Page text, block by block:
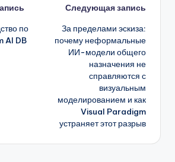
по
AI DB
Следующая запись
За пределами эскиза:
почему неформальные
ИИ-модели общего
назначения не
справляются с
визуальным
моделированием и как
Visual Paradigm
устраняет этот разрыв